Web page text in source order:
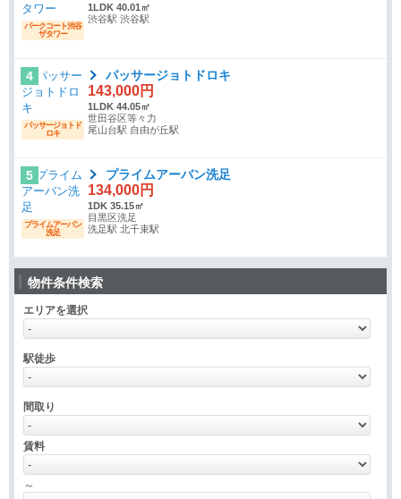
パークコート渋谷
ザタワー
1LDK 40.01㎡
渋谷駅 渋谷駅
4
パッサージョトド
ロキ
パッサージョトドロキ
143,000円
1LDK 44.05㎡
世田谷区等々力
尾山台駅 自由が丘駅
5
プライムアーバン
洗足
プライムアーバン洗足
134,000円
1DK 35.15㎡
目黒区洗足
洗足駅 北千束駅
物件条件検索
エリアを選択
駅徒歩
間取り
賃料
～